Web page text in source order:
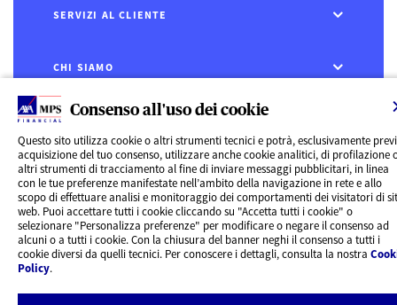
Consenso all'uso dei cookie
Questo sito utilizza cookie o altri strumenti tecnici e potrà, esclusivamente
acquisizione del tuo consenso, utilizzare anche cookie analitici, di profilazione
altri strumenti di tracciamento al fine di inviare messaggi pubblicitari, in linea
con le tue preferenze manifestate nell’ambito della navigazione in rete e allo
scopo di effettuare analisi e monitoraggio dei comportamenti dei visitatori di
web. Puoi accettare tutti i cookie cliccando su "Accetta tutti i cookie" o
selezionare "Personalizza preferenze" per modificare o negare il consenso ad
alcuni o a tutti i cookie. Con la chiusura del banner neghi il consenso a tutti i
cookie diversi da quelli tecnici. Per conoscere i dettagli, consulta la nostra
Policy.
SERVIZI AL CLIENTE
CHI SIAMO
CONTATTI
Privacy
Rivedi le tue scelte sui Cookie
Cookie Policy
Informazioni legali
AXA MPS Financial DAC - VAT Number IE8293822E